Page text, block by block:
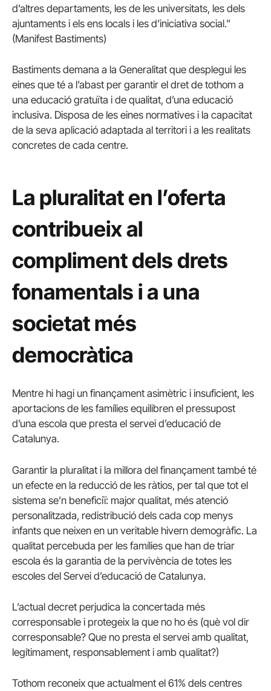
d’altres departaments, les de les universitats, les dels
ajuntaments i els ens locals i les d’iniciativa social.”
(Manifest Bastiments)
Bastiments demana a la Generalitat que desplegui les
eines que té a l’abast per garantir el dret de tothom a
una educació gratuïta i de qualitat, d’una educació
inclusiva. Disposa de les eines normatives i la capacitat
de la seva aplicació adaptada al territori i a les realitats
concretes de cada centre.
La pluralitat en l’oferta
contribueix al
compliment dels drets
fonamentals i a una
societat més
democràtica
Mentre hi hagi un finançament asimètric i insuficient, les
aportacions de les famílies equilibren el pressupost
d’una escola que presta el servei d’educació de
Catalunya.
Garantir la pluralitat i la millora del finançament també té
un efecte en la reducció de les ràtios, per tal que tot el
sistema se’n beneficiï: major qualitat, més atenció
personalitzada, redistribució dels cada cop menys
infants que neixen en un veritable hivern demogràfic. La
qualitat percebuda per les famílies que han de triar
escola és la garantia de la pervivència de totes les
escoles del Servei d’educació de Catalunya.
L’actual decret perjudica la concertada més
corresponsable i protegeix la que no ho és (què vol dir
corresponsable? Que no presta el servei amb qualitat,
legítimament, responsablement i amb qualitat?)
Tothom reconeix que actualment el 61% dels centres